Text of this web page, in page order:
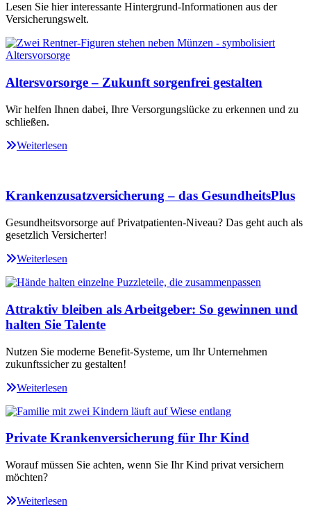
Lesen Sie hier interessante Hintergrund-Informationen aus der
Versicherungswelt.
Altersvorsorge – Zukunft sorgenfrei gestalten
Wir helfen Ihnen dabei, Ihre Versorgungslücke zu erkennen und zu
schließen.
Weiterlesen
Krankenzusatzversicherung – das GesundheitsPlus
Gesundheitsvorsorge auf Privatpatienten-Niveau? Das geht auch als
gesetzlich Versicherter!
Weiterlesen
Attraktiv bleiben als Arbeitgeber: So gewinnen und
halten Sie Talente
Nutzen Sie moderne Benefit-Systeme, um Ihr Unternehmen
zukunftssicher zu gestalten!
Weiterlesen
Private Krankenversicherung für Ihr Kind
Worauf müssen Sie achten, wenn Sie Ihr Kind privat versichern
möchten?
Weiterlesen